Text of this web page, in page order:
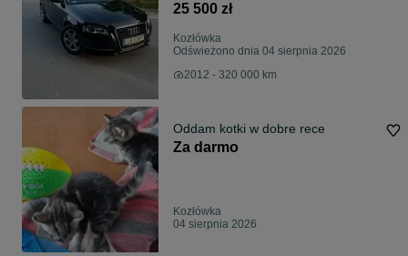
25 500 zł
Kozłówka
Odświeżono dnia 04 sierpnia 2026
2012 - 320 000 km
Oddam kotki w dobre rece
Za darmo
Kozłówka
04 sierpnia 2026